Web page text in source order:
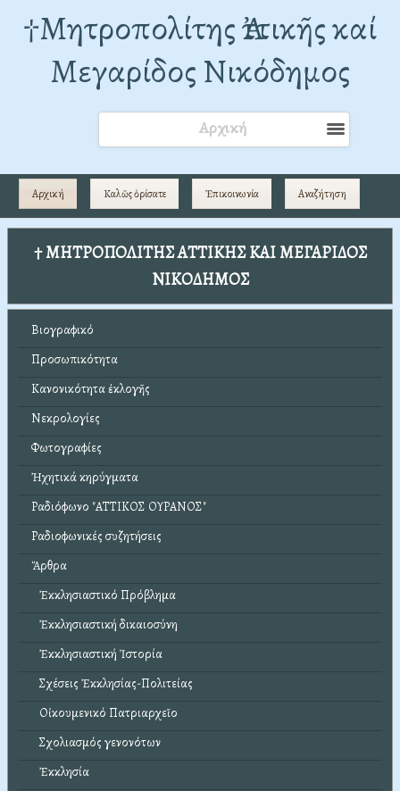
†Mητροπολίτης Ἀττικῆς καί
Μεγαρίδος Νικόδημος
Αρχική
Αρχική Καλῶς ὁρίσατε Ἐπικοινωνία Αναζήτηση
† ΜΗΤΡΟΠΟΛΙΤΗΣ ΑΤΤΙΚΗΣ ΚΑΙ ΜΕΓΑΡΙΔΟΣ
ΝΙΚΟΔΗΜΟΣ
Βιογραφικό
Προσωπικότητα
Κανονικότητα ἐκλογῆς
Νεκρολογίες
Φωτογραφίες
Ἠχητικά κηρύγματα
Ραδιόφωνο "ΑΤΤΙΚΟΣ ΟΥΡΑΝΟΣ"
Ραδιοφωνικές συζητήσεις
Ἄρθρα
Ἐκκλησιαστικό Πρόβλημα
Ἐκκλησιαστική δικαιοσύνη
Ἐκκλησιαστική Ἱστορία
Σχέσεις Ἐκκλησίας-Πολιτείας
Οἰκουμενικό Πατριαρχεῖο
Σχολιασμός γενονότων
Ἐκκλησία